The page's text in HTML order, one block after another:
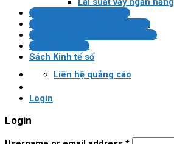
Tin tài chính/công nghệ
Pháp lý VN về tài sản mã hóa
Bài kiểm tra Blockchain/crypto
Tin tức Crypto
Sách Kinh tế số
Liên hệ quảng cáo
Login
Login